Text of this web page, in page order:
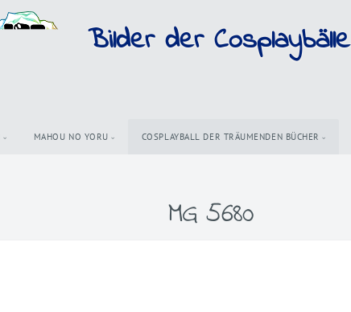
Bilder der Cosplaybälle
MAHOU NO YORU COSPLAYBALL DER TRÄUMENDEN BÜCHER
MG 5680